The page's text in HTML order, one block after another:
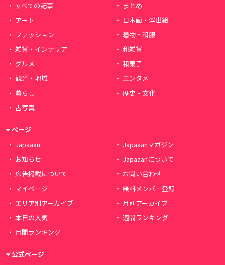
すべての記事
まとめ
アート
日本画・浮世絵
ファッション
着物・和服
雑貨・インテリア
和雑貨
グルメ
和菓子
観光・地域
エンタメ
暮らし
歴史・文化
古写真
ページ
Japaaan
Japaaanマガジン
お知らせ
Japaaanについて
広告掲載について
お問い合わせ
マイページ
無料メンバー登録
エリア別アーカイブ
月別アーカイブ
本日の人気
週間ランキング
月間ランキング
公式ページ